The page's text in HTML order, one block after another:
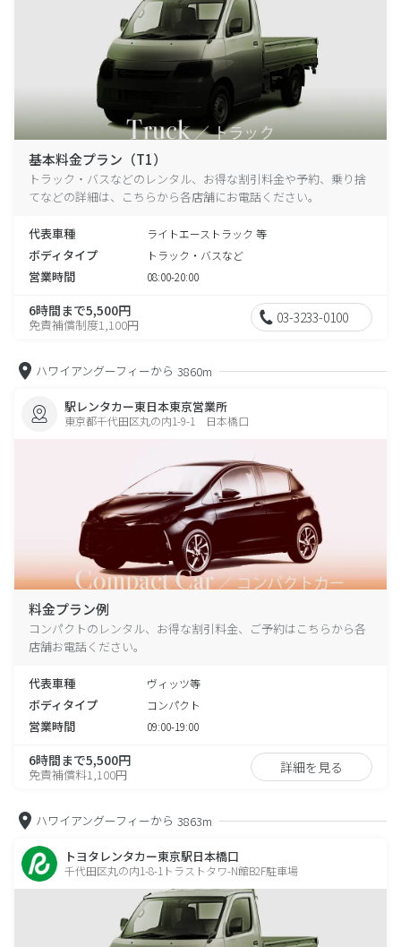
基本料金プラン（T1）
トラック・バスなどのレンタル、お得な割引料金や予約、乗り捨
てなどの詳細は、こちらから各店舗にお電話ください。
代表車種 ライトエーストラック 等
ボディタイプ トラック・バスなど
営業時間 08:00-20:00
6時間まで5,500円
免責補償制度1,100円 03-3233-0100
ハワイアングーフィーから 3860m
駅レンタカー東日本東京営業所
東京都千代田区丸の内1-9-1 日本橋口
料金プラン例
コンパクトのレンタル、お得な割引料金、ご予約はこちらから各
店舗お電話ください。
代表車種 ヴィッツ等
ボディタイプ コンパクト
営業時間 09:00-19:00
6時間まで5,500円
免責補償料1,100円 詳細を見る
ハワイアングーフィーから 3863m
トヨタレンタカー東京駅日本橋口
千代田区丸の内1-8-1トラストタワ-N館B2F駐車場